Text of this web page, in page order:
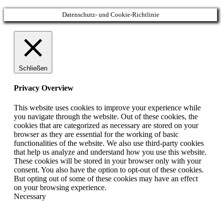
Datenschutz- und Cookie-Richtlinie
Schließen
Privacy Overview
This website uses cookies to improve your experience while
you navigate through the website. Out of these cookies, the
cookies that are categorized as necessary are stored on your
browser as they are essential for the working of basic
functionalities of the website. We also use third-party cookies
that help us analyze and understand how you use this website.
These cookies will be stored in your browser only with your
consent. You also have the option to opt-out of these cookies.
But opting out of some of these cookies may have an effect
on your browsing experience.
Necessary